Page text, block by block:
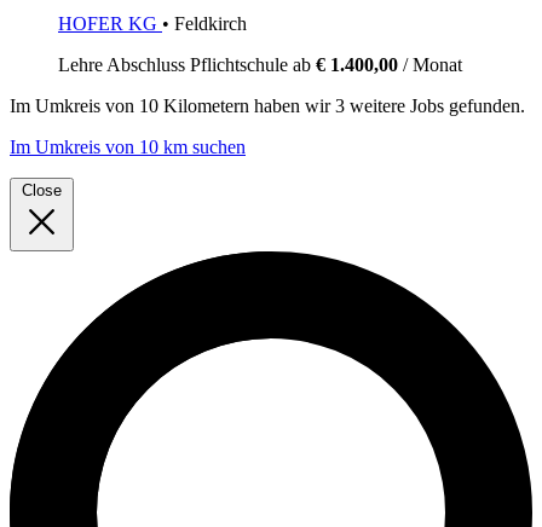
HOFER KG • Feldkirch
Lehre Abschluss Pflichtschule ab € 1.400,00 / Monat
Im Umkreis von 10 Kilometern haben wir3 weitere Jobs gefunden.
Im Umkreis von 10 km suchen
Close